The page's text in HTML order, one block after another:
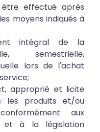
effectué après
moyens indiqués à
intégral de la
semestrielle,
lors de l'achat
approprié et licite
les produits et/ou
aux
et à la législation